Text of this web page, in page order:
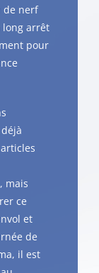
de nerf
long arrêt
pour
mais
ce
et
de
il est